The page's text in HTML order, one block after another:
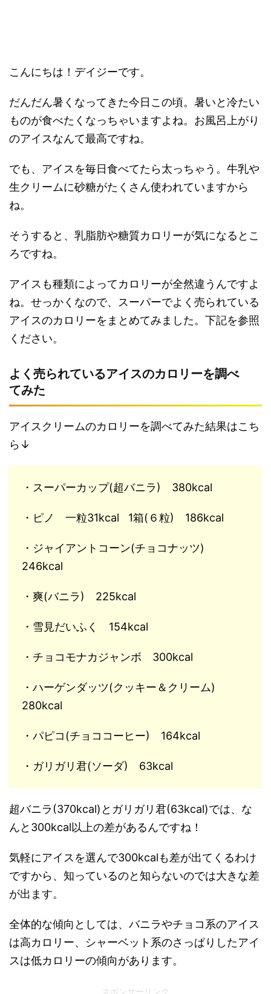
こんにちは！デイジーです。
だんだん暑くなってきた今日この頃。暑いと冷たい
ものが食べたくなっちゃいますよね。お風呂上がり
のアイスなんて最高ですね。
でも、アイスを毎日食べてたら太っちゃう。牛乳や
生クリームに砂糖がたくさん使われていますから
ね。
そうすると、乳脂肪や糖質カロリーが気になるとこ
ろですね。
アイスも種類によってカロリーが全然違うんですよ
ね。せっかくなので、スーパーでよく売られている
アイスのカロリーをまとめてみました。下記を参照
ください。
よく売られているアイスのカロリーを調べ
てみた
アイスクリームのカロリーを調べてみた結果はこち
ら↓
・スーパーカップ(超バニラ) 380kcal
・ピノ 一粒31kcal 1箱(６粒) 186kcal
・ジャイアントコーン(チョコナッツ)
246kcal
・爽(バニラ) 225kcal
・雪見だいふく 154kcal
・チョコモナカジャンボ 300kcal
・ハーゲンダッツ(クッキー＆クリーム)
280kcal
・パピコ(チョココーヒー) 164kcal
・ガリガリ君(ソーダ) 63kcal
超バニラ(370kcal)とガリガリ君(63kcal)では、な
んと300kcal以上の差があるんですね！
気軽にアイスを選んで300kcalも差が出てくるわけ
ですから、知っているのと知らないのでは大きな差
が出ます。
全体的な傾向としては、バニラやチョコ系のアイス
は高カロリー、シャーベット系のさっぱりしたアイ
スは低カロリーの傾向があります。
スポンサーリンク